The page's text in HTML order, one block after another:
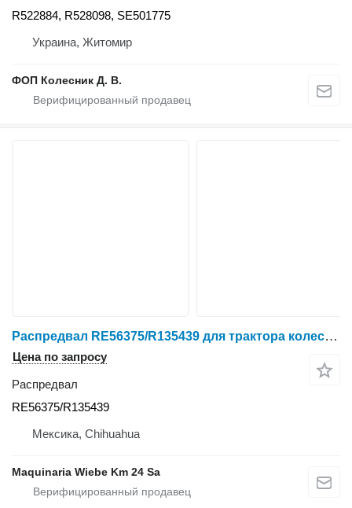
R522884, R528098, SE501775
Украина, Житомир
ФОП Колесник Д. В.
Распредвал RE56375/R135439 для трактора колесного John Deere
Цена по запросу
Распредвал
RE56375/R135439
Мексика, Chihuahua
Maquinaria Wiebe Km 24 Sa